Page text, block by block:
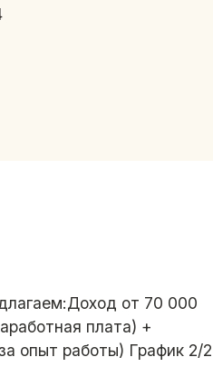
от 70 000
плата) +
опыт работы) График 2/2